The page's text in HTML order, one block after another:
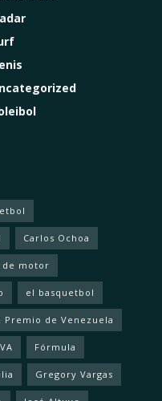
Carlos Ochoa
de motor
el basquetbol
Premio de Venezuela
Fórmula
Gregory Vargas